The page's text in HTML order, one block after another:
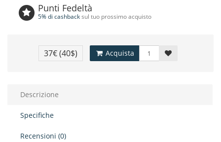
Punti Fedeltà
5% di cashbacksul tuo prossimo acquisto
37€(40$) Acquista
Descrizione
Specifiche
Recensioni (0)